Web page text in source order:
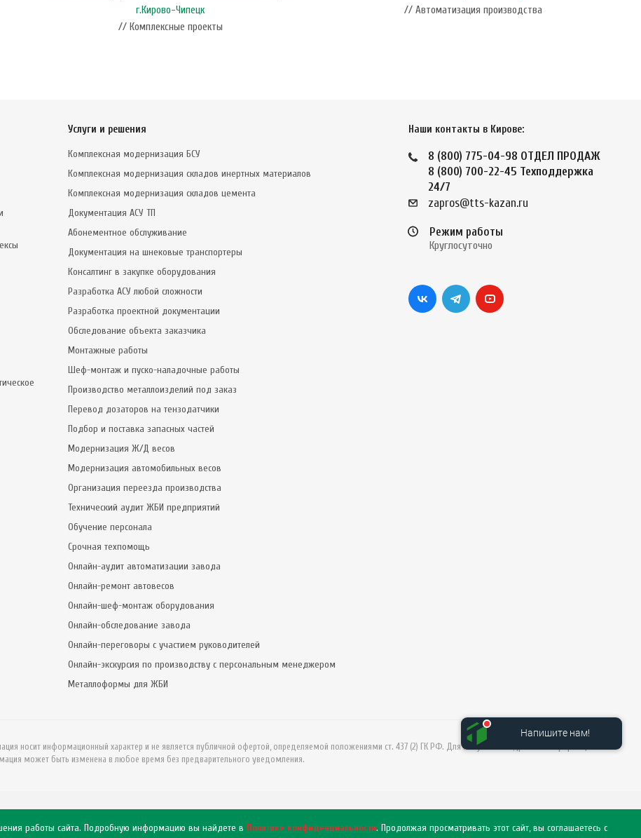
г.Кирово-Чипецк
// Комплексные проекты
// Автоматизация производства
Услуги и решения
Комплексная модернизация БСУ
Комплексная модернизация складов инертных материалов
Комплексная модернизация складов цемента
Документация АСУ ТП
Абонементное обслуживание
Документация на шнековые транспортеры
Консалтинг в закупке оборудования
Разработка АСУ любой сложности
Разработка проектной документации
Обследование объекта заказчика
Монтажные работы
Шеф-монтаж и пуско-наладочные работы
Производство металлоизделий под заказ
Перевод дозаторов на тензодатчики
Подбор и поставка запасных частей
Модернизация Ж/Д весов
Модернизация автомобильных весов
Организация переезда производства
Технический аудит ЖБИ предприятий
Обучение персонала
Срочная техпомощь
Онлайн-аудит автоматизации завода
Онлайн-ремонт автовесов
Онлайн-шеф-монтаж оборудования
Онлайн-обследование завода
Онлайн-переговоры с участием руководителей
Онлайн-экскурсия по производству с персональным менеджером
Металлоформы для ЖБИ
Наши контакты в Кирове:
8 (800) 775-04-98 ОТДЕЛ ПРОДАЖ
8 (800) 700-22-45 Техподдержка
24/7
zapros@tts-kazan.ru
Режим работы
Круглосуточно
носит информационный характер и не является публичной офертой, определяемой положениями ст. 437 (2) ГК РФ. Для получения подробной информации
может быть изменена в любое время без предварительного уведомления.
работы сайта. Подробную информацию вы найдете в Политике конфиденциальности. Продолжая просматривать этот сайт, вы соглашаетесь с
Напишите нам!